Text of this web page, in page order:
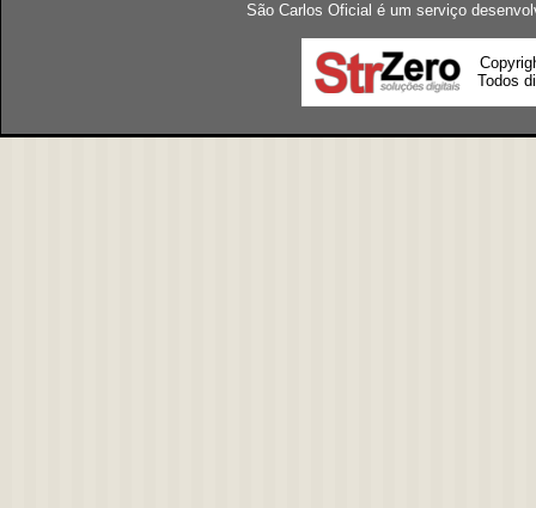
São Carlos Oficial é um serviço
Todos